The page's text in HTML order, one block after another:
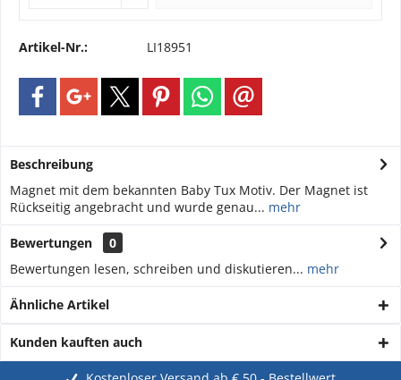
Artikel-Nr.: LI18951
Beschreibung
Magnet mit dem bekannten Baby Tux Motiv. Der Magnet ist
Rückseitig angebracht und wurde genau... mehr
Bewertungen
0
Bewertungen lesen, schreiben und diskutieren... mehr
Ähnliche Artikel
Kunden kauften auch